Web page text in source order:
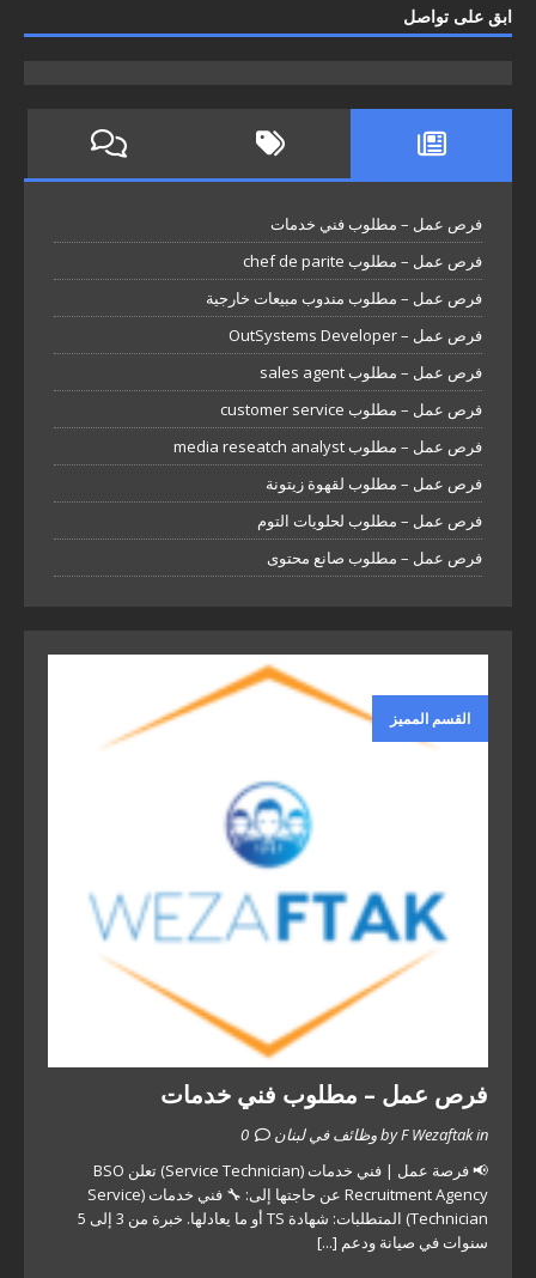
ابق على تواصل
فرص عمل – مطلوب فني خدمات
فرص عمل – مطلوب chef de parite
فرص عمل – مطلوب مندوب مبيعات خارجية
فرص عمل – OutSystems Developer
فرص عمل – مطلوب sales agent
فرص عمل – مطلوب customer service
فرص عمل – مطلوب media reseatch analyst
فرص عمل – مطلوب لقهوة زيتونة
فرص عمل – مطلوب لحلويات التوم
فرص عمل – مطلوب صانع محتوى
القسم المميز
فرص عمل – مطلوب فني خدمات
by F Wezaftak in وظائف في لبنان
0
📢 فرصة عمل | فني خدمات (Service Technician) تعلن BSO
Recruitment Agency عن حاجتها إلى: 🔧 فني خدمات (Service
Technician) المتطلبات: شهادة TS أو ما يعادلها. خبرة من 3 إلى 5
سنوات في صيانة ودعم [...]